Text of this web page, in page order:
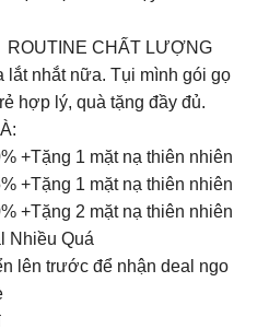
CHẤT LƯỢNG
lắt nhắt nữa. Tụi mình gói gọ
hợp lý, quà tặng đầy đủ.
+Tặng 1 mặt nạ thiên nhiên
+Tặng 1 mặt nạ thiên nhiên
+Tặng 2 mặt nạ thiên nhiên
Nhiều Quá
lên trước để nhận deal ngo